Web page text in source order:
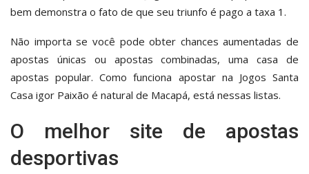
bem demonstra o fato de que seu triunfo é pago a taxa 1.
Não importa se você pode obter chances aumentadas de
apostas únicas ou apostas combinadas, uma casa de
apostas popular. Como funciona apostar na Jogos Santa
Casa igor Paixão é natural de Macapá, está nessas listas.
O melhor site de apostas
desportivas